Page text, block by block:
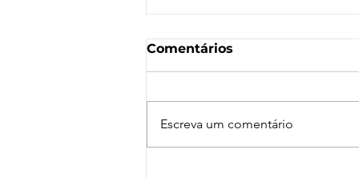
Comentários
Escreva um comentário